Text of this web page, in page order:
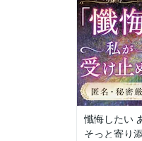
懺悔したい
そっと寄り